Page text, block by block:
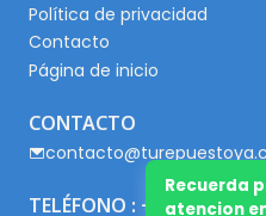
Política de privacidad
Contacto
Página de inicio
CONTACTO
TELÉFONO : +56 9
Recuerda
atencion